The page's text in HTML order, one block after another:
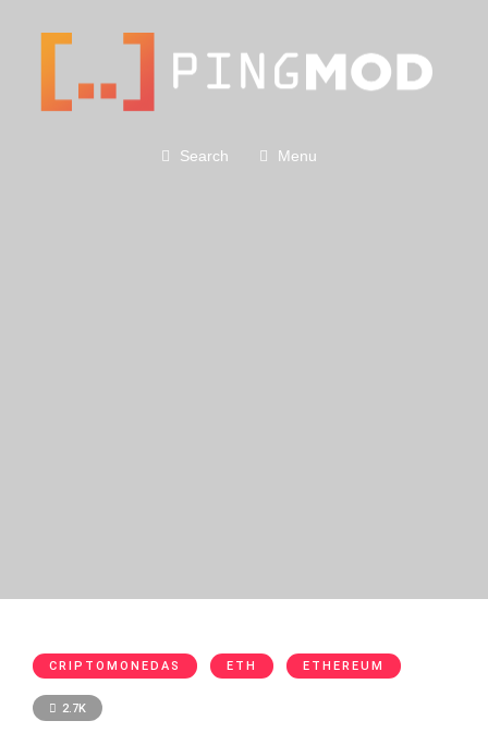
Search Menu
CRIPTOMONEDAS ETH ETHEREUM
2.7K